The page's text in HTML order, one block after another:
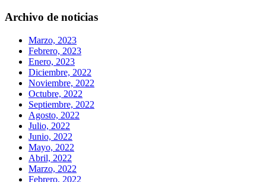
Archivo de noticias
Marzo, 2023
Febrero, 2023
Enero, 2023
Diciembre, 2022
Noviembre, 2022
Octubre, 2022
Septiembre, 2022
Agosto, 2022
Julio, 2022
Junio, 2022
Mayo, 2022
Abril, 2022
Marzo, 2022
Febrero, 2022